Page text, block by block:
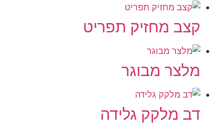
קצב מחזיק תפריט
מלצר מבוגר
דב מלקק גלידה